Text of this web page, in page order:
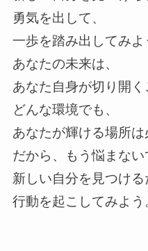
勇気を出して、
一歩を踏み出してみよ
あなたの未来は、
あなた自身が切り開く
どんな環境でも、
あなたが輝ける場所は
だから、もう悩まない
新しい自分を見つける
行動を起こしてみよう